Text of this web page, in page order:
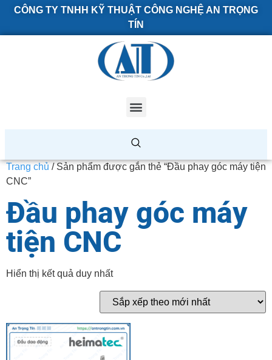
CÔNG TY TNHH KỸ THUẬT CÔNG NGHỆ AN TRỌNG
TÍN
Trang chủ / Sản phẩm được gắn thẻ “Đầu phay góc máy tiện
CNC”
Đầu phay góc máy
tiện CNC
Hiển thị kết quả duy nhất